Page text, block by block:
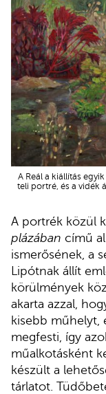
A Reál a kiállítás
teli portré, és a vidék
A portrék közül
plázában című
ismerősének, a
Lipótnak állít
körülmények
akarta azzal,
kisebb műhelyt,
megfesti, így
műalkotásként
készült a
tárlatot.